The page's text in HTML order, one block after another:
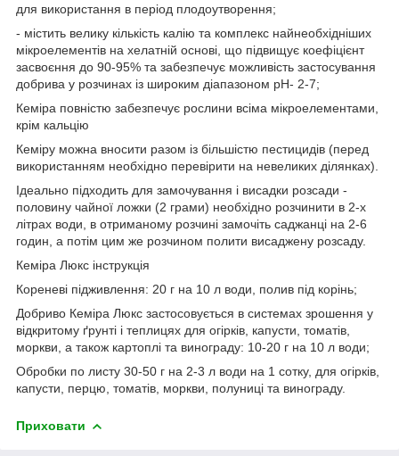
для використання в період плодоутворення;
- містить велику кількість калію та комплекс найнеобхідніших
мікроелементів на хелатній основі, що підвищує коефіцієнт
засвоєння до 90-95% та забезпечує можливість застосування
добрива у розчинах із широким діапазоном рН- 2-7;
Кеміра повністю забезпечує рослини всіма мікроелементами,
крім кальцію
Кеміру можна вносити разом із більшістю пестицидів (перед
використанням необхідно перевірити на невеликих ділянках).
Ідеально підходить для замочування і висадки розсади -
половину чайної ложки (2 грами) необхідно розчинити в 2-х
літрах води, в отриманому розчині замочіть саджанці на 2-6
годин, а потім цим же розчином полити висаджену розсаду.
Кеміра Люкс інструкція
Кореневі підживлення: 20 г на 10 л води, полив під корінь;
Добриво Кеміра Люкс застосовується в системах зрошення у
відкритому ґрунті і теплицях для огірків, капусти, томатів,
моркви, а також картоплі та винограду: 10-20 г на 10 л води;
Обробки по листу 30-50 г на 2-3 л води на 1 сотку, для огірків,
капусти, перцю, томатів, моркви, полуниці та винограду.
Приховати